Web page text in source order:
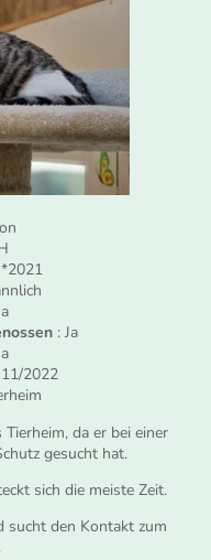
: Ja
2022
da er bei einer
gesucht hat.
sich die meiste Zeit.
sucht den Kontakt zum